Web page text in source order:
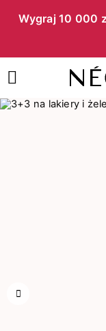
Wygraj 10 000